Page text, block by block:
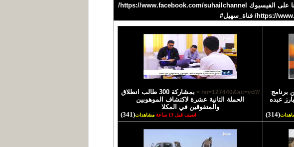
https://telegram.me/suhailtv حسابنا على التويتر https://twitter.com/suhailchannel حسابنا على الفيسبوك https://www.facebook.com/suhailchannel/
برنامج
عبده
(314)
/?no=127440&ac=vd >
بمشاركة 300 طالب انطلاق
الحملة الثانية عشرة لاكتشاف الموهوبين
والمتفوقين في المكلا
اضيف قبل 13 ساعة مشاهدات(341)